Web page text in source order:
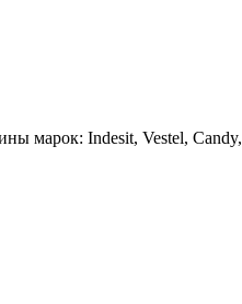
марок: Indesit, Vestel, Candy,